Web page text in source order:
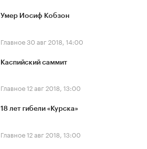
Умер Иосиф Кобзон
Главное30 авг 2018, 14:00
Каспийский саммит
Главное12 авг 2018, 13:00
18 лет гибели «Курска»
Главное12 авг 2018, 13:00